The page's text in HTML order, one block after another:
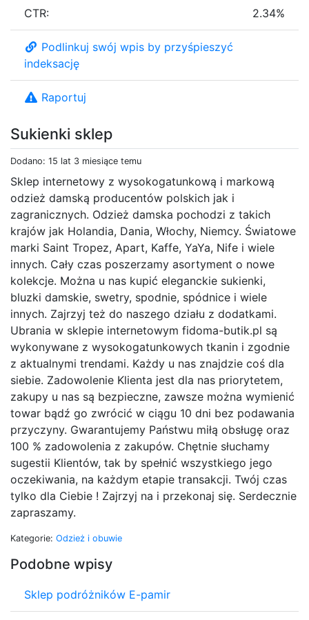
Sukienki sklep
Dodano: 15 lat 3 miesiące temu
Sklep internetowy z wysokogatunkową i markową
odzież damską producentów polskich jak i
zagranicznych. Odzież damska pochodzi z takich
krajów jak Holandia, Dania, Włochy, Niemcy. Światowe
marki Saint Tropez, Apart, Kaffe, YaYa, Nife i wiele
innych. Cały czas poszerzamy asortyment o nowe
kolekcje. Można u nas kupić eleganckie sukienki,
bluzki damskie, swetry, spodnie, spódnice i wiele
innych. Zajrzyj też do naszego działu z dodatkami.
Ubrania w sklepie internetowym fidoma-butik.pl są
wykonywane z wysokogatunkowych tkanin i zgodnie
z aktualnymi trendami. Każdy u nas znajdzie coś dla
siebie. Zadowolenie Klienta jest dla nas priorytetem,
zakupy u nas są bezpieczne, zawsze można wymienić
towar bądź go zwrócić w ciągu 10 dni bez podawania
przyczyny. Gwarantujemy Państwu miłą obsługę oraz
100 % zadowolenia z zakupów. Chętnie słuchamy
sugestii Klientów, tak by spełnić wszystkiego jego
oczekiwania, na każdym etapie transakcji. Twój czas
tylko dla Ciebie ! Zajrzyj na i przekonaj się. Serdecznie
zapraszamy.
Kategorie: Odzież i obuwie
Podobne wpisy
Sklep podróżników E-pamir
CTR: 2.34%
Podlinkuj swój wpis by przyśpieszyć
indeksację
Raportuj